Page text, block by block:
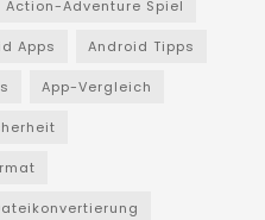
Action-Adventure Spiel
Apps Android Tipps
App-Vergleich